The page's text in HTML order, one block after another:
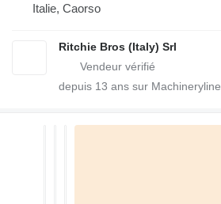
Italie, Caorso
Ritchie Bros (Italy) Srl
depuis 13 ans sur Machineryline